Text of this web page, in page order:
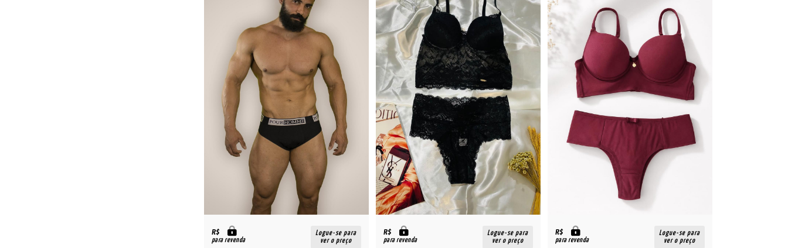
R$
para revenda
Logue-se para
ver o preço
R$
para revenda
Logue-se para
ver o preço
R$
para revenda
Logue-se para
ver o preço